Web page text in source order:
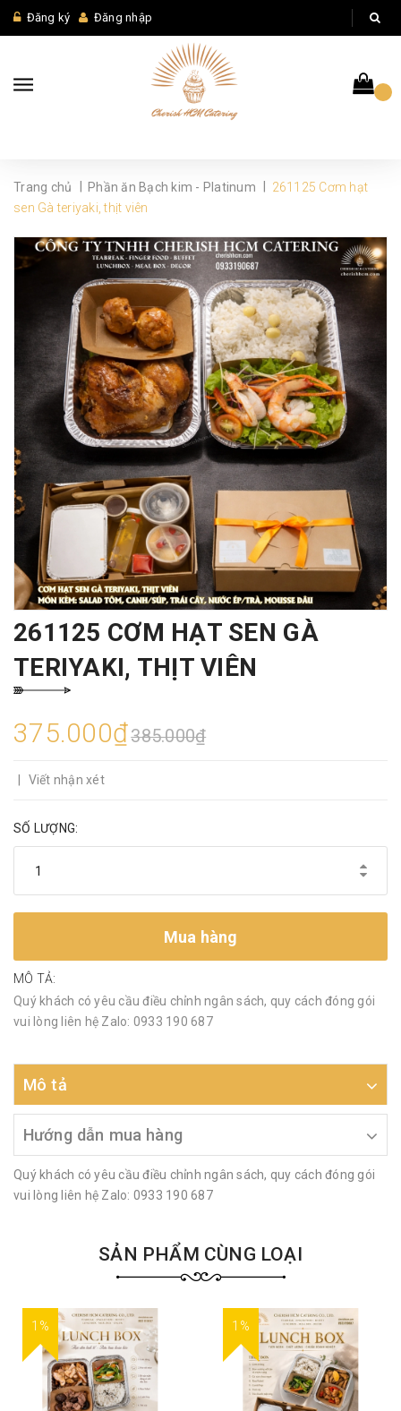
Đăng ký Đăng nhập
Trang chủ Phần ăn Bạch kim - Platinum
261125 Cơm hạt
sen Gà teriyaki, thịt viên
261125 CƠM HẠT SEN GÀ
TERIYAKI, THỊT VIÊN
375.000₫385.000₫
Viết nhận xét
SỐ LƯỢNG:
Mua hàng
MÔ TẢ:
Quý khách có yêu cầu điều chỉnh ngân sách, quy cách đóng gói
vui lòng liên hệ Zalo: 0933 190 687
Mô tả
Hướng dẫn mua hàng
Quý khách có yêu cầu điều chỉnh ngân sách, quy cách đóng gói
vui lòng liên hệ Zalo: 0933 190 687
SẢN PHẨM CÙNG LOẠI
1% 1%